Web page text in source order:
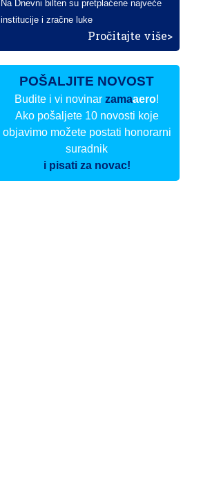
Na Dnevni bilten su pretplaćene najveće
institucije i zračne luke
Pročitajte više>
POŠALJITE NOVOST
Budite i vi novinarzamaaero!
Ako pošaljete 10 novosti koje
objavimo možete postati honorarni
suradnik
i pisati za novac!